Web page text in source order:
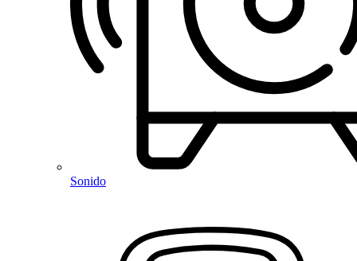
Sonido